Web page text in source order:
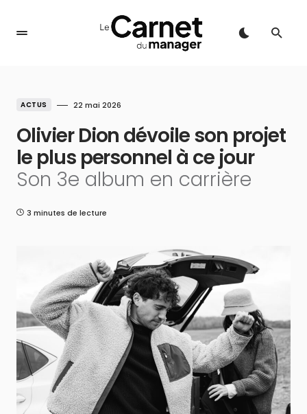
ACTUS 22 mai 2026
Olivier Dion dévoile son projet
le plus personnel à ce jour
Son 3e album en carrière
3 minutes de lecture